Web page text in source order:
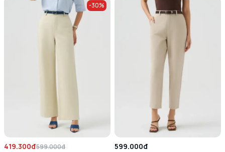
-30%
419.300đ599.000đ
599.000đ